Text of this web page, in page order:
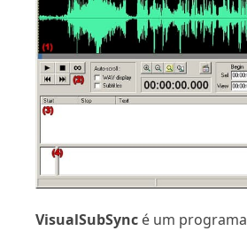
VisualSubSync é um